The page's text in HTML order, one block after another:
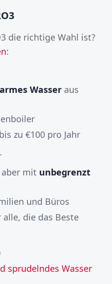
die richtige Wahl ist?
:
Wasser aus
zu €100 pro Jahr
aber mit unbegrenzt
und Büros
die das Beste
sprudelndes Wasser